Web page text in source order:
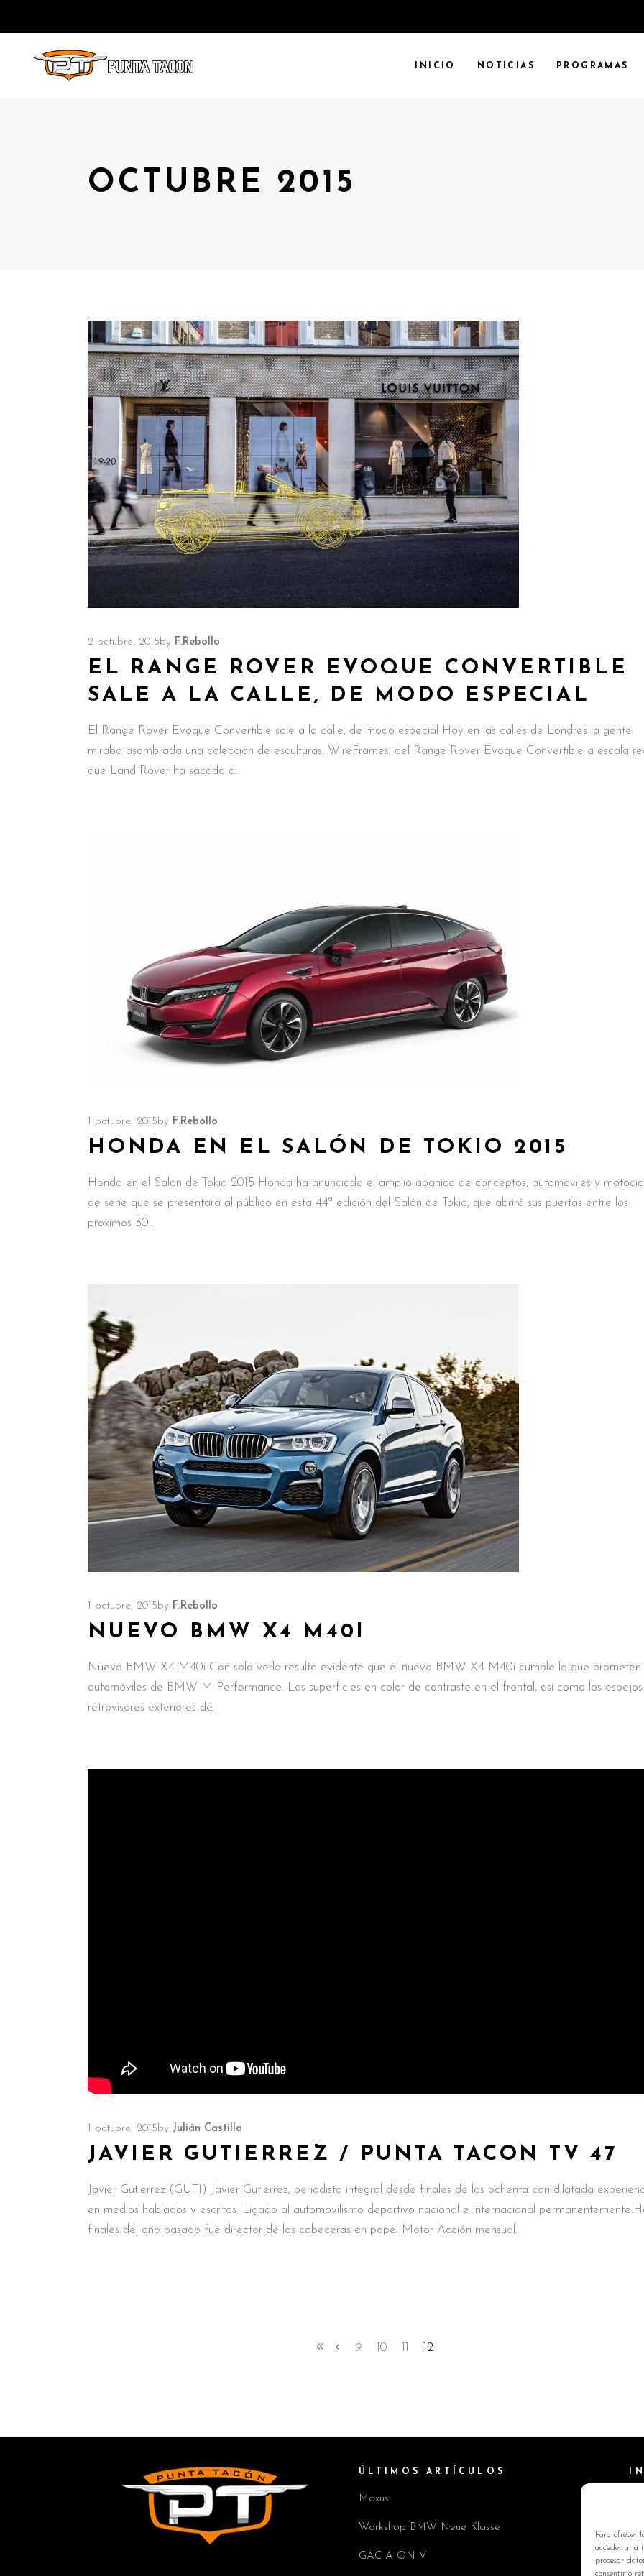
Para ofrecer
acceder a la
procesar
consentir o
INICIO NOTICIAS PROGRAMAS
OCTUBRE 2015
2 octubre, 2015by F.Rebollo
EL RANGE ROVER EVOQUE CONVERTIBLE
SALE A LA CALLE, DE MODO ESPECIAL
El Range Rover Evoque Convertible sale a la calle, de modo especial Hoy en las calles de Londres la gente
miraba asombrada una colección de esculturas, WireFrames, del Range Rover Evoque Convertible a escala
que Land Rover ha sacado a
1 octubre, 2015by F.Rebollo
HONDA EN EL SALÓN DE TOKIO 2015
Honda en el Salón de Tokio 2015 Honda ha anunciado el amplio abanico de conceptos, automóviles y
de serie que se presentará al público en esta 44ª edición del Salón de Tokio, que abrirá sus puertas entre los
próximos 30
1 octubre, 2015by F.Rebollo
NUEVO BMW X4 M40I
Nuevo BMW X4 M40i Con solo verlo resulta evidente que el nuevo BMW X4 M40i cumple lo que prometen
automóviles de BMW M Performance. Las superficies en color de contraste en el frontal, así como los espejos
retrovisores exteriores de
1 octubre, 2015 by Julián Castilla
JAVIER GUTIERREZ / PUNTA TACON TV 47
Javier Gutierrez (GUTI) Javier Gutierrez, periodista integral desde finales de los ochenta con dilatada
en medios hablados y escritos. Ligado al automovilismo deportivo nacional e internacional
finales del año pasado fue director de las cabeceras en papel Motor Acción mensual
9 10 12
ÚLTIMOS ARTÍCULOS
Maxus
Workshop BMW Neue Klasse
GAC AION V